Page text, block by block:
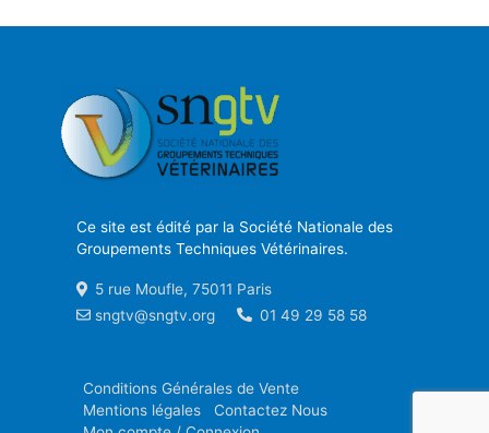
Ce site est édité par la Société Nationale des
Groupements Techniques Vétérinaires.
5 rue Moufle, 75011 Paris
sngtv@sngtv.org
01 49 29 58 58
Conditions Générales de Vente
Mentions légales
Contactez Nous